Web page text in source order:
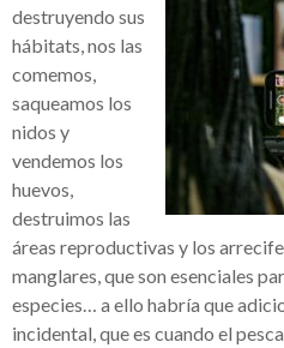
destruyendo sus
hábitats, nos las
comemos,
saqueamos los
nidos y
vendemos los
huevos,
destruimos las
áreas reproductivas y los
manglares, que son esenciales
especies… a ello habría que
incidental, que es cuando el